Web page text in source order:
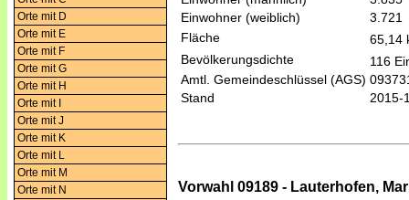
Orte mit D
Orte mit E
Orte mit F
Orte mit G
Orte mit H
Orte mit I
Orte mit J
Orte mit K
Orte mit L
Orte mit M
Orte mit N
Einwohner (weiblich)
3.721
Fläche
65,14
Bevölkerungsdichte
116
Amtl. Gemeindeschlüssel (AGS)
Stand
2015-
Vorwahl 09189 - Lauterhofen,